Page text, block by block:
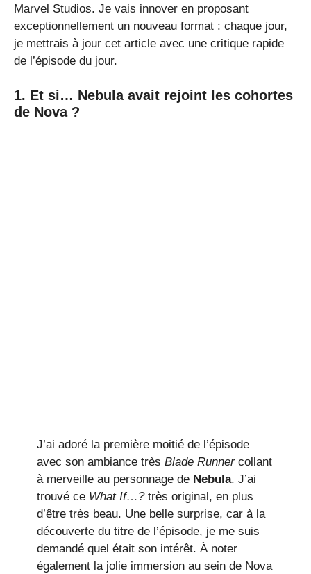
Marvel Studios. Je vais innover en proposant
exceptionnellement un nouveau format : chaque jour,
je mettrais à jour cet article avec une critique rapide
de l’épisode du jour.
1. Et si… Nebula avait rejoint les cohortes
de Nova ?
J’ai adoré la première moitié de l’épisode
avec son ambiance très Blade Runnercollant
à merveille au personnage de Nebula. J’ai
trouvé ce What If…?très original, en plus
d’être très beau. Une belle surprise, car à la
découverte du titre de l’épisode, je me suis
demandé quel était son intérêt. À noter
également la jolie immersion au sein de Nova